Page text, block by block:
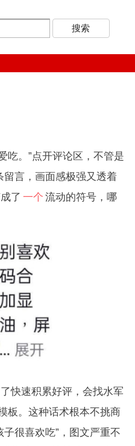
吃。”点开评论区，不管是
言，画面感极强又透着
了 一个 流动的符号，哪
快速积累好评，会找水军
板。这种话术根本不挑商
很喜欢吃”，图文严重不